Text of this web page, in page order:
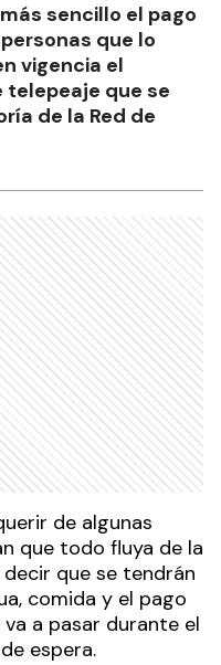
sencillo el pago
que lo
vigencia el
telepeaje que se
de la Red de
de algunas
que todo fluya de la
que se tendrán
comida y el pago
a pasar durante el
espera.